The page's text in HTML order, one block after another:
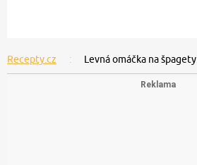
Recepty.cz Levná omáčka na špagety